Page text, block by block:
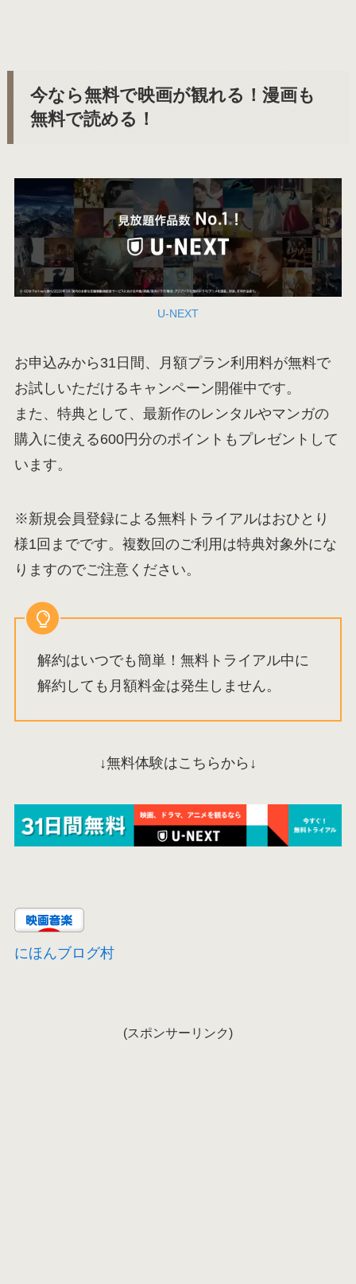
今なら無料で映画が観れる！漫画も
無料で読める！
U-NEXT
お申込みから31日間、月額プラン利用料が無料で
お試しいただけるキャンペーン開催中です。
また、特典として、最新作のレンタルやマンガの
購入に使える600円分のポイントもプレゼントして
います。
※新規会員登録による無料トライアルはおひとり
様1回までです。複数回のご利用は特典対象外にな
りますのでご注意ください。
解約はいつでも簡単！無料トライアル中に
解約しても月額料金は発生しません。
↓無料体験はこちらから↓
にほんブログ村
(スポンサーリンク)